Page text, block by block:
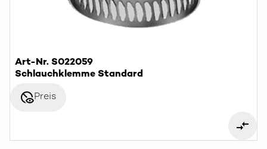
Art-Nr. S022059
Schlauchklemme Standard
disabled_visiblePreis